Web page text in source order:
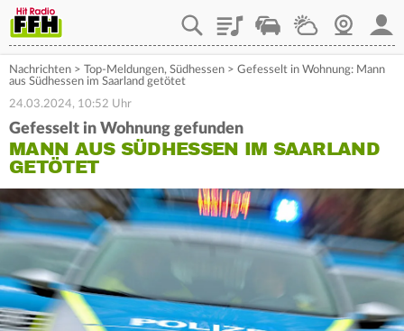
PlaylistStaupilotWetterWebcam
Nachrichten > Top-Meldungen, Südhessen > Gefesselt in Wohnung: Mann
aus Südhessen im Saarland getötet
24.03.2024, 10:52 Uhr
Gefesselt in Wohnung gefunden
MANN AUS SÜDHESSEN IM SAARLAND
GETÖTET